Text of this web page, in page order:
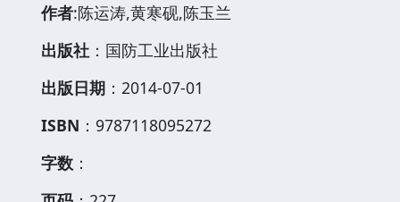
作者:陈运涛,黄寒砚,陈玉兰
出版社 ：国防工业出版社
出版日期 ：2014-07-01
ISBN ：9787118095272
字数 ：